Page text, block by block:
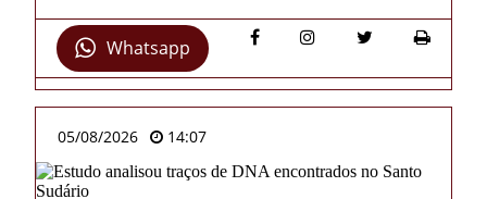
Whatsapp
05/08/2026 14:07